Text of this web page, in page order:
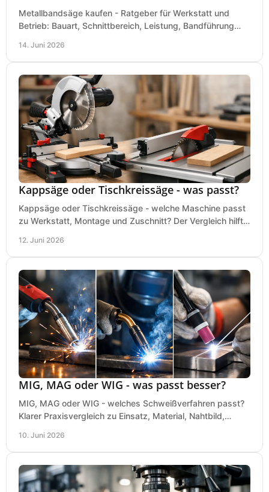
Metallbandsäge kaufen - Ratgeber für Werkstatt und
Betrieb: Bauart, Schnittbereich, Leistung, Bandführung
14. Juni 2026
Kappsäge oder Tischkreissäge - was passt?
Kappsäge oder Tischkreissäge - welche Maschine passt
zu Werkstatt, Montage und Zuschnitt? Der Vergleich hilft
12. Juni 2026
MIG, MAG oder WIG - was passt besser?
MIG, MAG oder WIG - welches Schweißverfahren passt?
Klarer Praxisvergleich zu Einsatz, Material, Nahtbild,
10. Juni 2026